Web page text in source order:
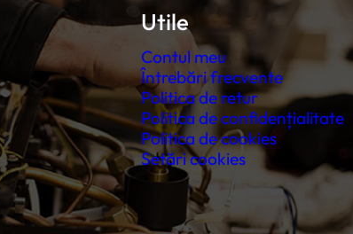
Utile
Contul meu
Întrebări frecvente
Politica de retur
Politica de confidențialitate
Politica de cookies
Setări cookies